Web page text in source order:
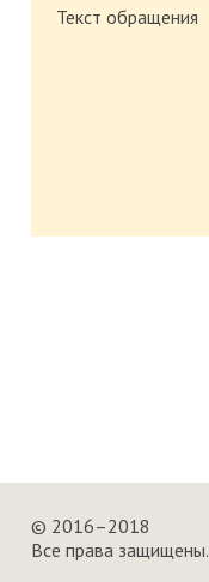
Текст обращения
© 2016–2018
Все права защищены.